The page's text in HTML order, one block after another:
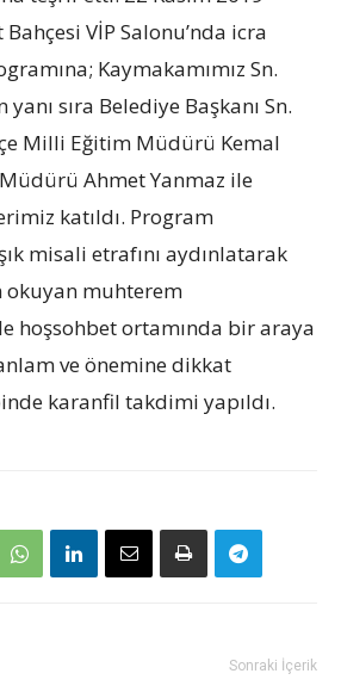
VİP Salonu’nda icra
Kaymakamımız Sn.
yanı sıra Belediye Başkanı Sn.
Milli Eğitim Müdürü Kemal
Ahmet Yanmaz ile
katıldı. Program
misali etrafını aydınlatarak
okuyan muhterem
hoşsohbet ortamında bir araya
ve önemine dikkat
karanfil takdimi yapıldı.
Sonraki İçerik